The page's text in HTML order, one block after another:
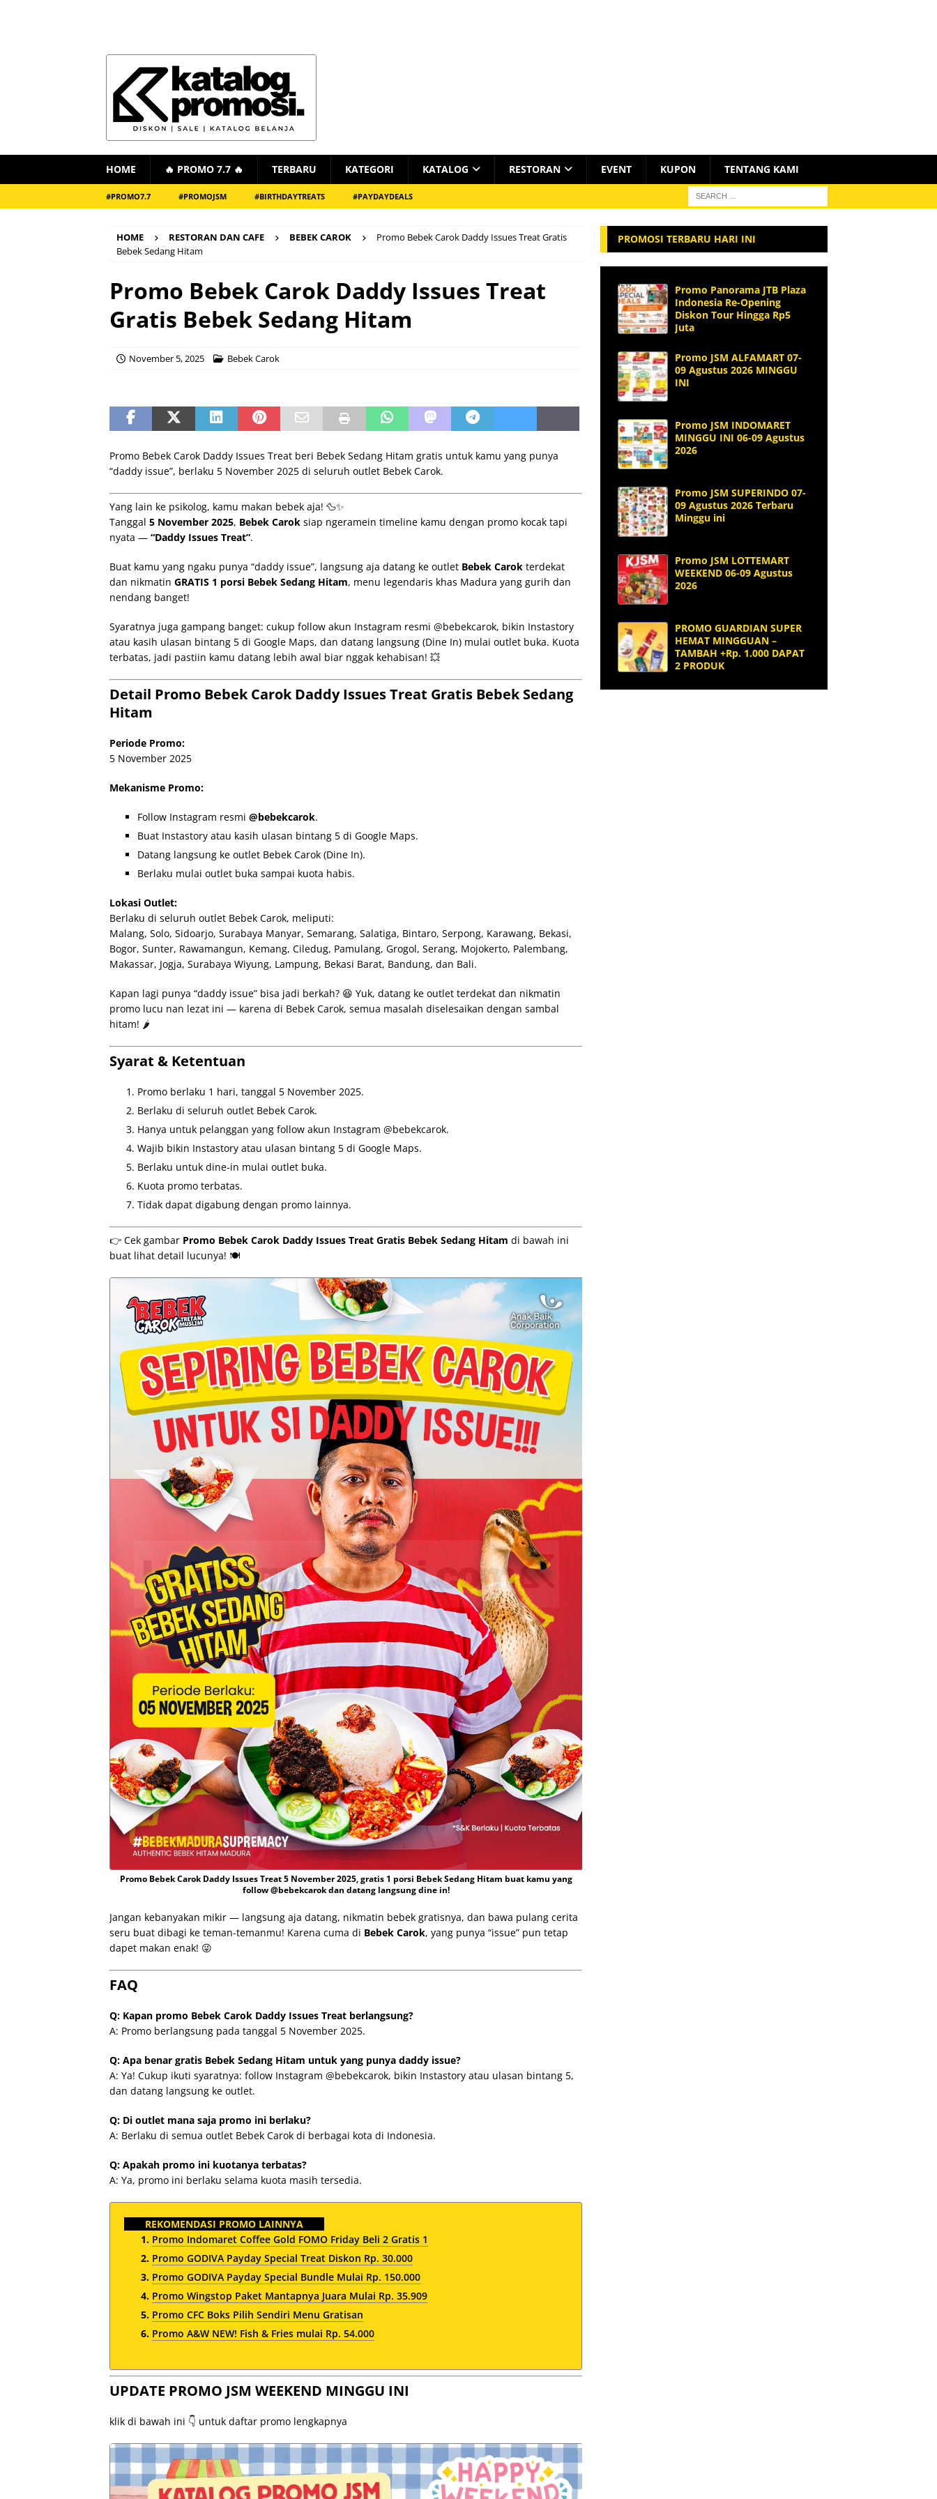
HOME 🔥 PROMO 7.7 🔥 TERBARU KATEGORI KATALOG RESTORAN EVENT KUPON TENTANG KAMI
#PROMO7.7 #PROMOJSM #BIRTHDAYTREATS #PAYDAYDEALS
HOME RESTORAN DAN CAFE BEBEK CAROK
Promo Bebek Carok Daddy Issues Treat Gratis
Bebek Sedang Hitam
Promo Bebek Carok Daddy Issues Treat
Gratis Bebek Sedang Hitam
November 5, 2025 Bebek Carok
Promo Bebek Carok Daddy Issues Treat beri Bebek Sedang Hitam gratis untuk kamu yang punya
“daddy issue”, berlaku 5 November 2025 di seluruh outlet Bebek Carok.
Yang lain ke psikolog, kamu makan bebek aja! 🦆✨
Tanggal 5 November 2025, Bebek Carok siap ngeramein timeline kamu dengan promo kocak tapi
nyata — “Daddy Issues Treat”.
Buat kamu yang ngaku punya “daddy issue”, langsung aja datang ke outlet Bebek Carok terdekat
dan nikmatin GRATIS 1 porsi Bebek Sedang Hitam, menu legendaris khas Madura yang gurih dan
nendang banget!
Syaratnya juga gampang banget: cukup follow akun Instagram resmi @bebekcarok, bikin Instastory
atau kasih ulasan bintang 5 di Google Maps, dan datang langsung (Dine In) mulai outlet buka. Kuota
terbatas, jadi pastiin kamu datang lebih awal biar nggak kehabisan! 💥
Detail Promo Bebek Carok Daddy Issues Treat Gratis Bebek Sedang
Hitam
Periode Promo:
5 November 2025
Mekanisme Promo:
Follow Instagram resmi @bebekcarok.
Buat Instastory atau kasih ulasan bintang 5 di Google Maps.
Datang langsung ke outlet Bebek Carok (Dine In).
Berlaku mulai outlet buka sampai kuota habis.
Lokasi Outlet:
Berlaku di seluruh outlet Bebek Carok, meliputi:
Malang, Solo, Sidoarjo, Surabaya Manyar, Semarang, Salatiga, Bintaro, Serpong, Karawang, Bekasi,
Bogor, Sunter, Rawamangun, Kemang, Ciledug, Pamulang, Grogol, Serang, Mojokerto, Palembang,
Makassar, Jogja, Surabaya Wiyung, Lampung, Bekasi Barat, Bandung, dan Bali.
Kapan lagi punya “daddy issue” bisa jadi berkah? 😆 Yuk, datang ke outlet terdekat dan nikmatin
promo lucu nan lezat ini — karena di Bebek Carok, semua masalah diselesaikan dengan sambal
hitam! 🌶️
Syarat & Ketentuan
Promo berlaku 1 hari, tanggal 5 November 2025.
Berlaku di seluruh outlet Bebek Carok.
Hanya untuk pelanggan yang follow akun Instagram @bebekcarok.
Wajib bikin Instastory atau ulasan bintang 5 di Google Maps.
Berlaku untuk dine-in mulai outlet buka.
Kuota promo terbatas.
Tidak dapat digabung dengan promo lainnya.
👉 Cek gambar Promo Bebek Carok Daddy Issues Treat Gratis Bebek Sedang Hitam di bawah ini
buat lihat detail lucunya! 🍽️
Promo Bebek Carok Daddy Issues Treat 5 November 2025, gratis 1 porsi Bebek Sedang Hitam buat kamu yang
follow @bebekcarok dan datang langsung dine in!
Jangan kebanyakan mikir — langsung aja datang, nikmatin bebek gratisnya, dan bawa pulang cerita
seru buat dibagi ke teman-temanmu! Karena cuma di Bebek Carok, yang punya “issue” pun tetap
dapet makan enak! 😜
FAQ
Q: Kapan promo Bebek Carok Daddy Issues Treat berlangsung?
A: Promo berlangsung pada tanggal 5 November 2025.
Q: Apa benar gratis Bebek Sedang Hitam untuk yang punya daddy issue?
A: Ya! Cukup ikuti syaratnya: follow Instagram @bebekcarok, bikin Instastory atau ulasan bintang 5,
dan datang langsung ke outlet.
Q: Di outlet mana saja promo ini berlaku?
A: Berlaku di semua outlet Bebek Carok di berbagai kota di Indonesia.
Q: Apakah promo ini kuotanya terbatas?
A: Ya, promo ini berlaku selama kuota masih tersedia.
REKOMENDASI PROMO LAINNYA
Promo Indomaret Coffee Gold FOMO Friday Beli 2 Gratis 1
Promo GODIVA Payday Special Treat Diskon Rp. 30.000
Promo GODIVA Payday Special Bundle Mulai Rp. 150.000
Promo Wingstop Paket Mantapnya Juara Mulai Rp. 35.909
Promo CFC Boks Pilih Sendiri Menu Gratisan
Promo A&W NEW! Fish & Fries mulai Rp. 54.000
UPDATE PROMO JSM WEEKEND MINGGU INI
klik di bawah ini 👇 untuk daftar promo lengkapnya
PROMOSI TERBARU HARI INI
Promo Panorama JTB Plaza
Indonesia Re-Opening
Diskon Tour Hingga Rp5
Juta
Promo JSM ALFAMART 07-
09 Agustus 2026 MINGGU
INI
Promo JSM INDOMARET
MINGGU INI 06-09 Agustus
2026
Promo JSM SUPERINDO 07-
09 Agustus 2026 Terbaru
Minggu ini
Promo JSM LOTTEMART
WEEKEND 06-09 Agustus
2026
PROMO GUARDIAN SUPER
HEMAT MINGGUAN –
TAMBAH +Rp. 1.000 DAPAT
2 PRODUK